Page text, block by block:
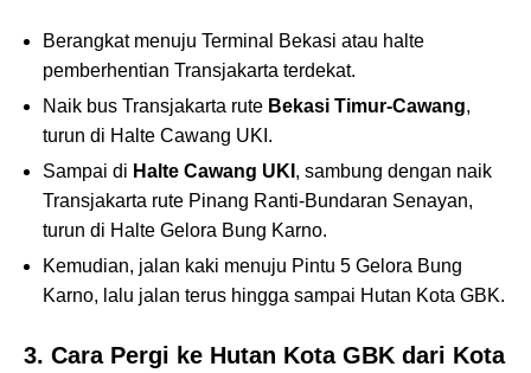
Berangkat menuju Terminal Bekasi atau halte
pemberhentian Transjakarta terdekat.
Naik bus Transjakarta rute Bekasi Timur-Cawang,
turun di Halte Cawang UKI.
Sampai di Halte Cawang UKI , sambung dengan naik
Transjakarta rute Pinang Ranti-Bundaran Senayan,
turun di Halte Gelora Bung Karno.
Kemudian, jalan kaki menuju Pintu 5 Gelora Bung
Karno, lalu jalan terus hingga sampai Hutan Kota GBK.
3. Cara Pergi ke Hutan Kota GBK dari Kota